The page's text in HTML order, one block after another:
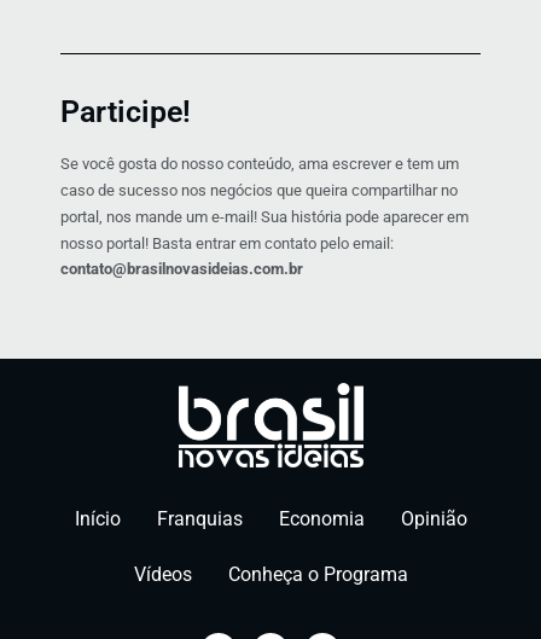
Participe!
Se você gosta do nosso conteúdo, ama escrever e tem um
caso de sucesso nos negócios que queira compartilhar no
portal, nos mande um e-mail! Sua história pode aparecer em
nosso portal! Basta entrar em contato pelo email:
contato@brasilnovasideias.com.br
Início Franquias Economia Opinião
Vídeos Conheça o Programa